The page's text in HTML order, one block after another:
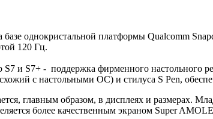
однокристальной платформы Qualcomm
120 Гц.
и S7+ - поддержка фирменного настольного
с настольными ОС) и стилуса S Pen,
главным образом, в дисплеях и размерах.
более качественным экраном Super